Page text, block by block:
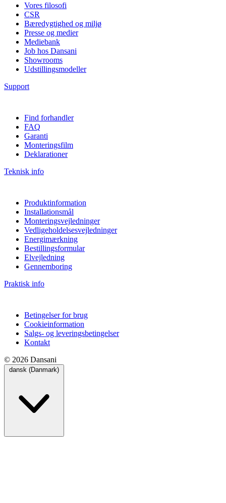
Vores filosofi
CSR
Bæredygtighed og miljø
Presse og medier
Mediebank
Job hos Dansani
Showrooms
Udstillingsmodeller
Support
Find forhandler
FAQ
Garanti
Monteringsfilm
Deklarationer
Teknisk info
Produktinformation
Installationsmål
Monteringsvejledninger
Vedligeholdelsesvejledninger
Energimærkning
Bestillingsformular
Elvejledning
Gennemboring
Praktisk info
Betingelser for brug
Cookieinformation
Salgs- og leveringsbetingelser
Kontakt
© 2026 Dansani
dansk (Danmark)